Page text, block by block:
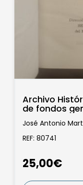
Archivo
de fondos
José Antonio
REF: 80741
25,00€